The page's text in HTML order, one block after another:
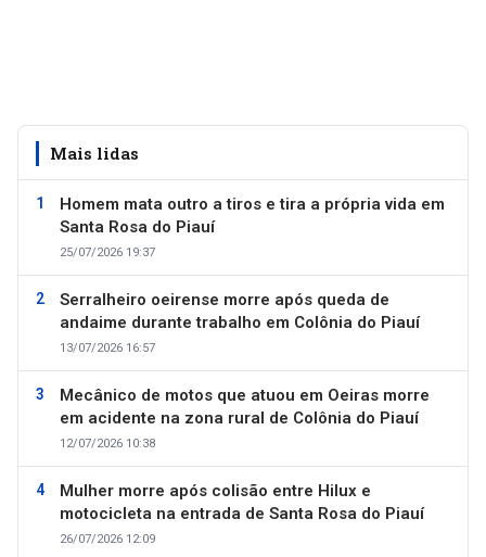
Mais lidas
Homem mata outro a tiros e tira a própria vida em
Santa Rosa do Piauí
25/07/2026 19:37
Serralheiro oeirense morre após queda de
andaime durante trabalho em Colônia do Piauí
13/07/2026 16:57
Mecânico de motos que atuou em Oeiras morre
em acidente na zona rural de Colônia do Piauí
12/07/2026 10:38
Mulher morre após colisão entre Hilux e
motocicleta na entrada de Santa Rosa do Piauí
26/07/2026 12:09